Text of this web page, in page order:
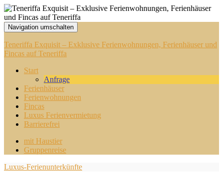
Navigation umschalten
Teneriffa Exquisit – Exklusive Ferienwohnungen, Ferienhäuser und
Fincas auf Teneriffa
Start
Anfrage
Ferienhäuser
Ferienwohnungen
Fincas
Luxus Ferienvermietung
Barrierefrei
mit Haustier
Gruppenreise
Luxus-Ferienunterkünfte